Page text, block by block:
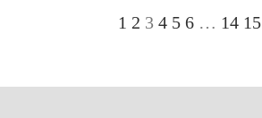
1 2 3 4 5 6 … 14 15